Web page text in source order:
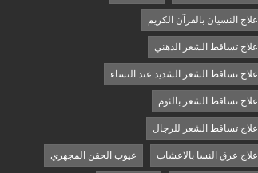
علاج النسيان بالقرآن الكريم
علاج تساقط الشعر الدهني
علاج تساقط الشعر الشديد عند النساء
علاج تساقط الشعر بالثوم
علاج تساقط الشعر للرجال
علاج عرق النسا بالاعشاب عيوب الحقن المجهري